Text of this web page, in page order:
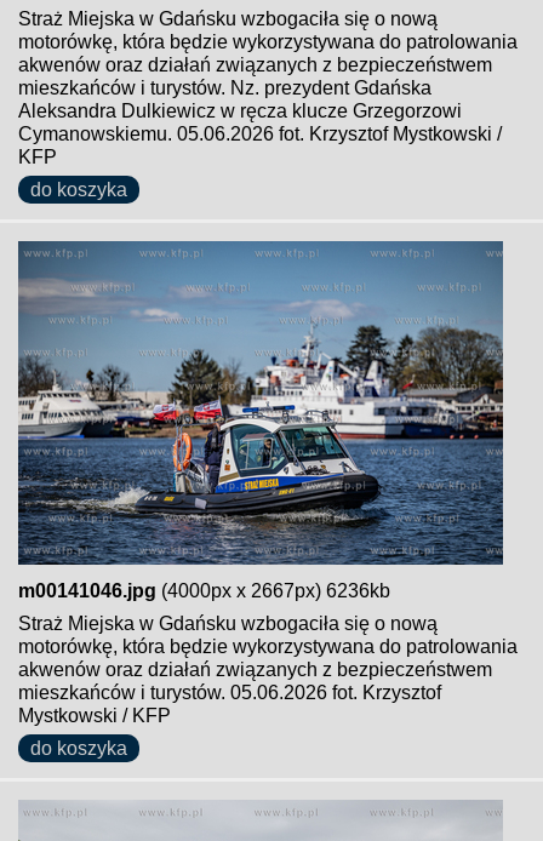
Straż Miejska w Gdańsku wzbogaciła się o nową
motorówkę, która będzie wykorzystywana do patrolowania
akwenów oraz działań związanych z bezpieczeństwem
mieszkańców i turystów. Nz. prezydent Gdańska
Aleksandra Dulkiewicz w ręcza klucze Grzegorzowi
Cymanowskiemu. 05.06.2026 fot. Krzysztof Mystkowski /
KFP
do koszyka
m00141046.jpg (4000px x 2667px) 6236kb
Straż Miejska w Gdańsku wzbogaciła się o nową
motorówkę, która będzie wykorzystywana do patrolowania
akwenów oraz działań związanych z bezpieczeństwem
mieszkańców i turystów. 05.06.2026 fot. Krzysztof
Mystkowski / KFP
do koszyka